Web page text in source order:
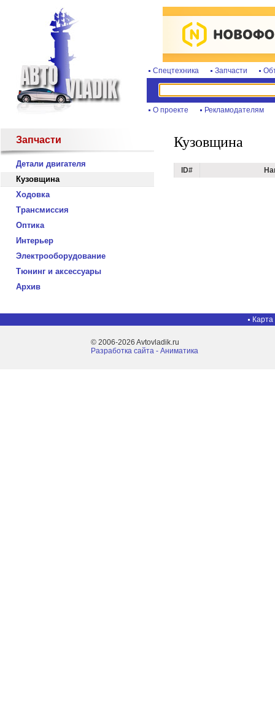
Спецтехника Запчасти
О проекте Рекламодателям
Запчасти
Детали двигателя
Кузовщина
Ходовка
Трансмиссия
Оптика
Интерьер
Электрооборудование
Тюнинг и аксессуары
Архив
Кузовщина
ID#
Карта
© 2006-2026 Avtovladik.ru
Разработка сайта - Aниматика